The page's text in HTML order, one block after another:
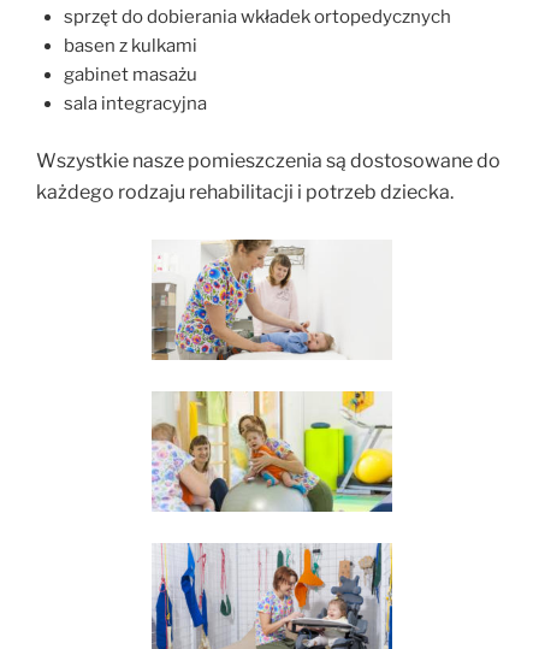
sprzęt do dobierania wkładek ortopedycznych
basen z kulkami
gabinet masażu
sala integracyjna
Wszystkie nasze pomieszczenia są dostosowane do
każdego rodzaju rehabilitacji i potrzeb dziecka.